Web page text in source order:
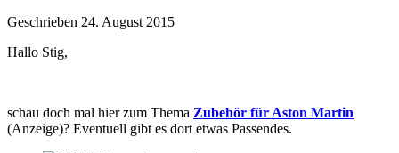
Geschrieben 24. August 2015
Hallo Stig,
schau doch mal hier zum Thema Zubehör für Aston Martin
(Anzeige)? Eventuell gibt es dort etwas Passendes.